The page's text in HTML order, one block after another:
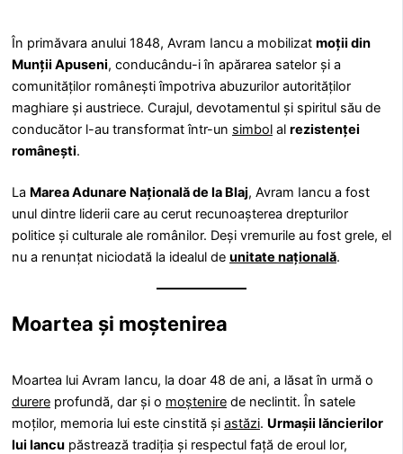
În primăvara anului 1848, Avram Iancu a mobilizat moții din
Munții Apuseni, conducându-i în apărarea satelor și a
comunităților românești împotriva abuzurilor autorităților
maghiare și austriece. Curajul, devotamentul și spiritul său de
conducător l-au transformat într-un simbol al rezistenței
românești.
La Marea Adunare Națională de la Blaj, Avram Iancu a fost
unul dintre liderii care au cerut recunoașterea drepturilor
politice și culturale ale românilor. Deși vremurile au fost grele, el
nu a renunțat niciodată la idealul de unitate națională.
Moartea și moștenirea
Moartea lui Avram Iancu, la doar 48 de ani, a lăsat în urmă o
durere profundă, dar și o moștenire de neclintit. În satele
moților, memoria lui este cinstită și astăzi. Urmașii lăncierilor
lui Iancu păstrează tradiția și respectul față de eroul lor,